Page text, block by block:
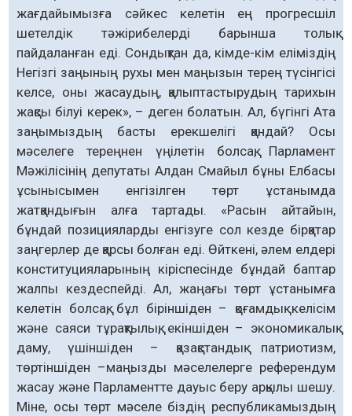
жағдайымызға сәйкес келетін ең прогресшіл
шетелдік тәжірибелерді барынша толық
пайдаланған еді. Сондықтан да, кімде-кім еліміздің
Негізгі заңының рухы мен маңызын терең түсінгісі
келсе, оны жасаудың, қалыптастырудың тарихын
жақсы білуі керек», – деген болатын. Ал, бүгінгі Ата
заңымыздың басты ерекшелігі қандай? Осы
мәселеге тереңнен үңілетін болсақ, Парламент
Мәжілісінің депутаты Алдан Смайыл бұны Елбасы
ұсынысымен енгізілген төрт ұстанымда
жатқандығын алға тартады. «Расын айтайын,
бұндай позицияларды енгізуге сол кезде бірқатар
заңгерлер де қарсы болған еді. Өйткені, әлем елдері
конституцияларының кіріспесінде бұндай баптар
жалпы кездеспейді. Ал, жаңағы төрт ұстанымға
келетін болсақ, бұл біріншіден – қоғамдық келісім
және саяси тұрақтылық, екіншіден – экономикалық
даму, үшіншіден – қазақстандық патриотизм,
төртіншіден –маңызды мәселелерге референдум
жасау және Парламентте дауыс беру арқылы шешу.
Міне, осы төрт мәселе біздің республикамыздың